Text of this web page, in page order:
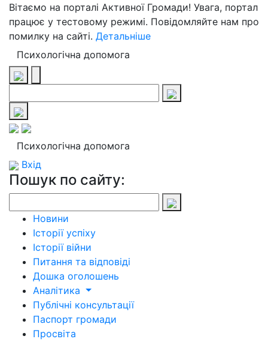
Вітаємо на порталі Активної Громади! Увага, портал
працює у тестовому режимі. Повідомляйте нам про
помилку на сайті. Детальніше
Психологічна допомога
Психологічна допомога
Вхід
Пошук по сайту:
Новини
Історії успіху
Історії війни
Питання та відповіді
Дошка оголошень
Аналітика
Публічні консультації
Паспорт громади
Просвіта